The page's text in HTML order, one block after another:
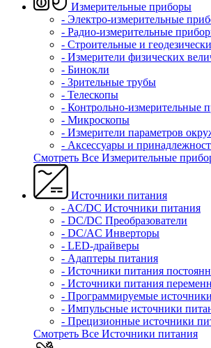
Измерительные приборы
- Электро-измерительные
- Радио-измерительные
- Строительные и
- Измерители физических
- Бинокли
- Зрительные трубы
- Телескопы
- Контрольно-измерительные
- Микроскопы
- Измерители параметров
- Аксессуары и
Смотреть Все Измерительные
Источники питания
- AC/DC Источники питания
- DC/DC Преобразователи
- DC/AC Инверторы
- LED-драйверы
- Адаптеры питания
- Источники питания
- Источники питания
- Программируемые
- Импульсные источники
- Прецизионные источники
Смотреть Все Источники питания